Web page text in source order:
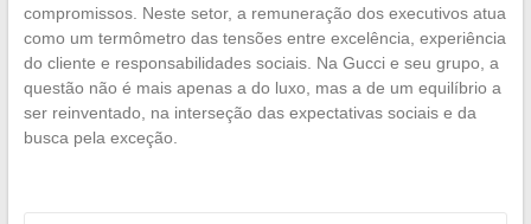
compromissos. Neste setor, a remuneração dos executivos atua
como um termômetro das tensões entre excelência, experiência
do cliente e responsabilidades sociais. Na Gucci e seu grupo, a
questão não é mais apenas a do luxo, mas a de um equilíbrio a
ser reinventado, na interseção das expectativas sociais e da
busca pela exceção.